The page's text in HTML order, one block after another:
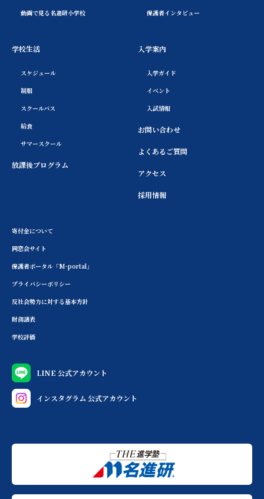
動画で見る名進研小学校
保護者インタビュー
学校生活
スケジュール
制服
スクールバス
給食
サマースクール
放課後プログラム
入学案内
入学ガイド
イベント
入試情報
お問い合わせ
よくあるご質問
アクセス
採用情報
寄付金について
同窓会サイト
保護者ポータル「M-portal」
プライバシーポリシー
反社会勢力に対する基本方針
財務諸表
学校評価
LINE 公式アカウント
インスタグラム 公式アカウント